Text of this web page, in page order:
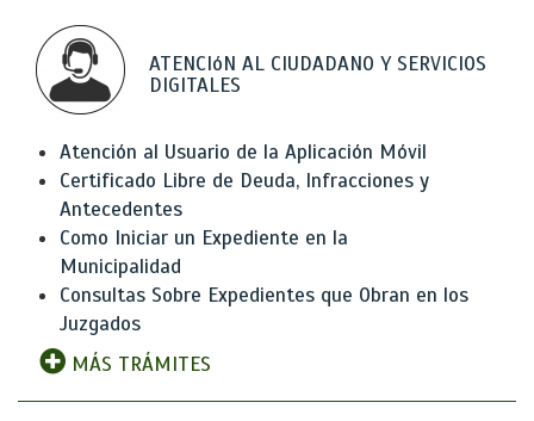
ATENCIóN AL CIUDADANO Y SERVICIOS
DIGITALES
Atención al Usuario de la Aplicación Móvil
Certificado Libre de Deuda, Infracciones y
Antecedentes
Como Iniciar un Expediente en la
Municipalidad
Consultas Sobre Expedientes que Obran en los
Juzgados
MÁS TRÁMITES